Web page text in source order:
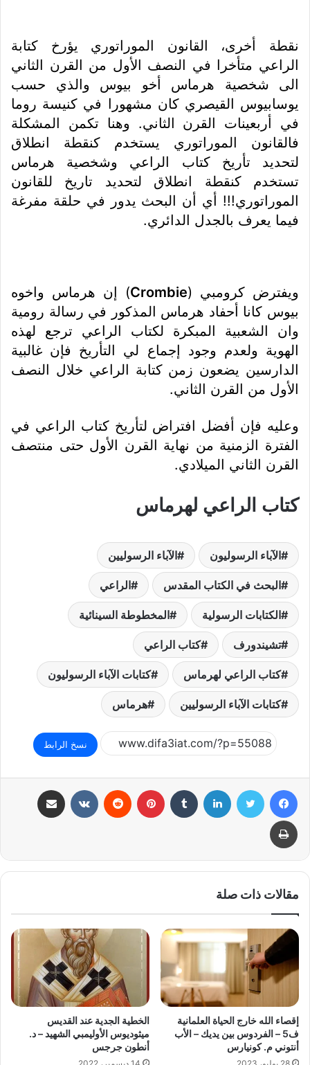
نقطة أخرى، القانون الموراتوري يؤرخ كتابة
الراعي متأخرا في النصف الأول من القرن الثاني
الى شخصية هرماس أخو بيوس والذي حسب
يوسابيوس القيصري كان مشهورا في كنيسة روما
في أربعينات القرن الثاني. وهنا تكمن المشكلة
فالقانون الموراتوري يستخدم كنقطة انطلاق
لتحديد تأريخ كتاب الراعي وشخصية هرماس
تستخدم كنقطة انطلاق لتحديد تاريخ للقانون
الموراتوري!!! أي أن البحث يدور في حلقة مفرغة
فيما يعرف بالجدل الدائري.
ويفترض كرومبي (Crombie) إن هرماس واخوه
بيوس كانا أحفاد هرماس المذكور في رسالة رومية
وان الشعبية المبكرة لكتاب الراعي ترجع لهذه
الهوية ولعدم وجود إجماع لي التأريخ فإن غالبية
الدارسين يضعون زمن كتابة الراعي خلال النصف
الأول من القرن الثاني.
وعليه فإن أفضل افتراض لتأريخ كتاب الراعي في
الفترة الزمنية من نهاية القرن الأول حتى منتصف
القرن الثاني الميلادي.
كتاب الراعي لهرماس
الآباء الرسوليون الآباء الرسوليين
البحث في الكتاب المقدس الراعي
الكتابات الرسولية المخطوطة السينائية
تشيندورف كتاب الراعي
كتاب الراعي لهرماس كتابات الآباء الرسوليون
كتابات الآباء الرسوليين هرماس
نسخ الرابط
فيسبوك تويتر لينكدإن بينتيريست
طباعة
مقالات ذات صلة
إقصاء الله خارج الحياة العلمانية
ف5 – الفردوس بين يديك – الأب
أنتوني م. كونيارس
الخطية الجدية عند القديس
ميثوديوس الأوليمبي الشهيد – د.
أنطون جرجس